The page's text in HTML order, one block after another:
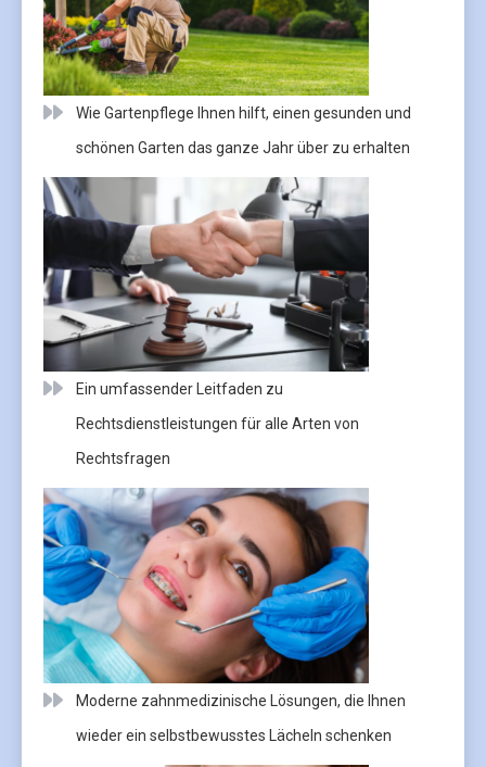
Wie Gartenpflege Ihnen hilft, einen gesunden und
schönen Garten das ganze Jahr über zu erhalten
Ein umfassender Leitfaden zu
Rechtsdienstleistungen für alle Arten von
Rechtsfragen
Moderne zahnmedizinische Lösungen, die Ihnen
wieder ein selbstbewusstes Lächeln schenken